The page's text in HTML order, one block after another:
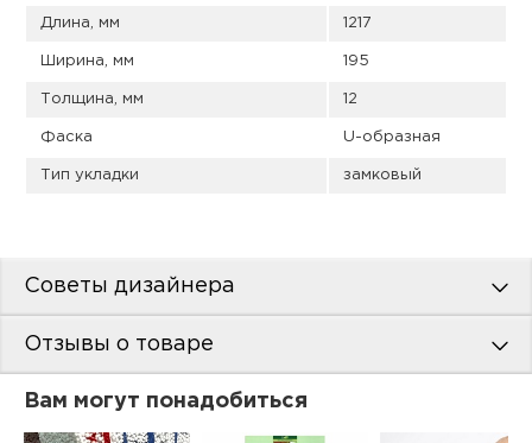
Длина, мм 1217
Ширина, мм 195
Толщина, мм 12
Фаска U-образная
Тип укладки замковый
Советы дизайнера
Отзывы о товаре
Вам могут понадобиться